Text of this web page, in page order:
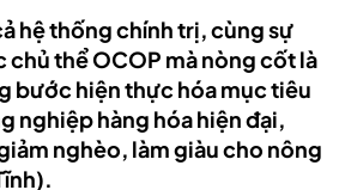
hệ thống chính trị, cùng sự
chủ thể OCOP mà nòng cốt là
bước hiện thực hóa mục tiêu
nghiệp hàng hóa hiện đại,
nghèo, làm giàu cho nông